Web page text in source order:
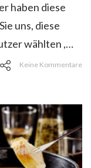
haben diese
uns, diese
wählten ,…
Keine Kommentare